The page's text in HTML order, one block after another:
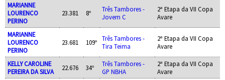
MARIANNE
LOURENCO
PERINO
23.381 8º
Três Tambores -
Jovem C
2ª Etapa da VII Copa
Avare
MARIANNE
LOURENCO
PERINO
23.681 109º
Três Tambores -
Tira Teima
2ª Etapa da VII Copa
Avare
KELLY CAROLINE
PEREIRA DA SILVA
22.676 34º
Três Tambores -
GP NBHA
2ª Etapa da VII Copa
Avare